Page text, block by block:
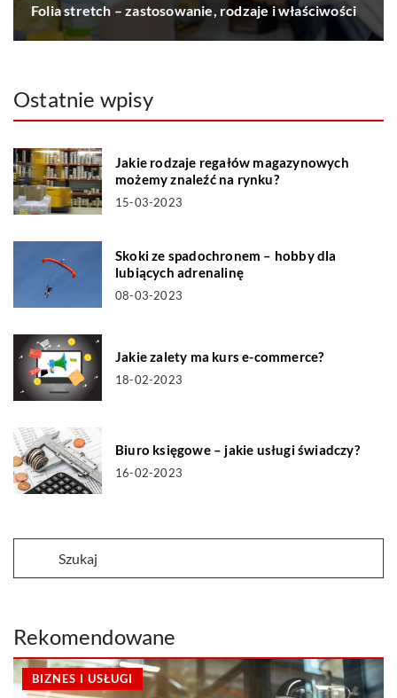
Folia stretch – zastosowanie, rodzaje i właściwości
Ostatnie wpisy
Jakie rodzaje regałów magazynowych
możemy znaleźć na rynku?
15-03-2023
Skoki ze spadochronem – hobby dla
lubiących adrenalinę
08-03-2023
Jakie zalety ma kurs e-commerce?
18-02-2023
Biuro księgowe – jakie usługi świadczy?
16-02-2023
Rekomendowane
BIZNES I USŁUGI